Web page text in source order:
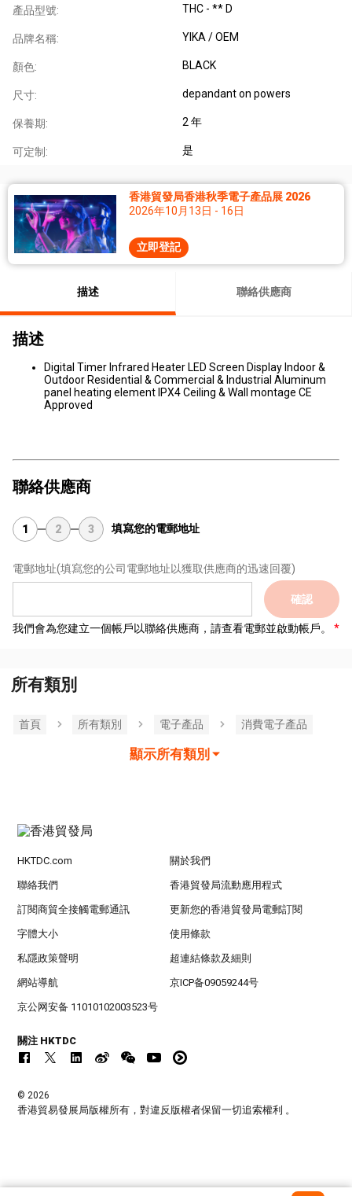
產品型號: THC - ** D
品牌名稱: YIKA / OEM
顏色: BLACK
尺寸: depandant on powers
保養期: 2 年
可定制: 是
香港貿發局香港秋季電子產品展 2026
2026年10月13日 - 16日
立即登記
描述 聯絡供應商
描述
Digital Timer Infrared Heater LED Screen Display Indoor &
Outdoor Residential & Commercial & Industrial Aluminum
panel heating element IPX4 Ceiling & Wall montage CE
Approved
聯絡供應商
1 2 3 填寫您的電郵地址
電郵地址(填寫您的公司電郵地址以獲取供應商的迅速回覆)
確認
我們會為您建立一個帳戶以聯絡供應商，請查看電郵並啟動帳戶。
所有類別
首頁 所有類別 電子產品 消費電子產品
顯示所有類別
HKTDC.com 關於我們
聯絡我們 香港貿發局流動應用程式
訂閱商貿全接觸電郵通訊 更新您的香港貿發局電郵訂閱
字體大小 使用條款
私隱政策聲明 超連結條款及細則
網站導航 京ICP备09059244号
京公网安备 11010102003523号
關注 HKTDC
© 2026
香港貿易發展局版權所有，對違反版權者保留一切追索權利 。